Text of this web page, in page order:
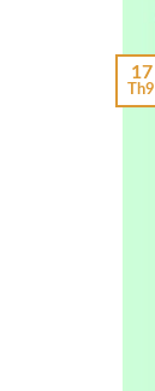
17
Th9